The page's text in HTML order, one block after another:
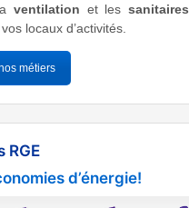
ventilation et lessanitaires
locaux d’activités.
métiers
RGE
d’énergie!